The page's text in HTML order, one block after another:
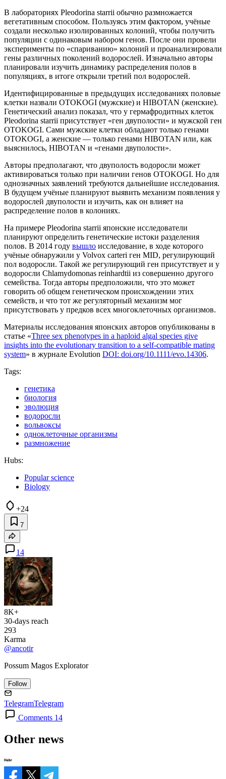
В лабораториях Pleodorina starrii обычно размножается
вегетативным способом. Пользуясь этим фактором, учёные
создали несколько изолированных колоний, чтобы получить
популяции с одинаковым набором генов. После они провели
эксперименты по «спариванию» колоний и проанализировали
гены различных поколений водорослей. Изначально авторы
планировали изучить динамику распределения полов в
популяциях, в итоге открыли третий пол водорослей.
Идентифицированные в предыдущих исследованиях половые
клетки назвали OTOKOGI (мужские) и HIBOTAN (женские).
Генетический анализ показал, что у гермафродитных клеток
Pleodorina starrii присутствует «ген двуполости» и мужской ген
OTOKOGI. Сами мужские клетки обладают только генами
OTOKOGI, а женские — только генами HIBOTAN или, как
выяснилось, HIBOTAN и «генами двуполости».
Авторы предполагают, что двуполость водоросли может
активироваться только при наличии генов OTOKOGI. Но для
однозначных заявлений требуются дальнейшие исследования.
В будущем учёные планируют выявить механизм появления у
водорослей двуполости и изучить, как он влияет на
распределение полов в колониях.
На примере Pleodorina starrii японские исследователи
планируют определить генетические истоки разделения
полов. В 2014 году вышло исследование, в ходе которого
учёные обнаружили у Volvox carteri ген MID, регулирующий
пол водоросли. Такой же регулирующий ген присутствует и у
водоросли Chlamydomonas reinhardtii из совершенно другого
семейства. Тогда авторы предположили, что это может
говорить об общем генетическом происхождении этих
семейств, и что тот же регуляторный механизм мог
присутствовать у предков всех многоклеточных организмов.
Материалы исследования японских авторов опубликованы в
статье «Three sex phenotypes in a haploid algal species give
insights into the evolutionary transition to a self-compatible mating
system» в журнале Evolution DOI: doi.org/10.1111/evo.14306.
Tags:
генетика
биология
эволюция
водоросли
вольвоксы
одноклеточные организмы
размножение
Hubs:
Popular science
Biology
+24
7
14
8K+
30-days reach
293
Karma
@ancotir
Possum Magos Explorator
Follow
TelegramTelegram
Comments 14
Other news